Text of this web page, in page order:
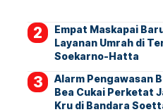
Empat Maskapai
Layanan Umrah di
Soekarno-Hatta
Alarm Pengawasan
Bea Cukai Perketat
Kru di Bandara